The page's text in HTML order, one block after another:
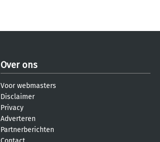
Over ons
Voor webmasters
Disclaimer
Privacy
Adverteren
Partnerberichten